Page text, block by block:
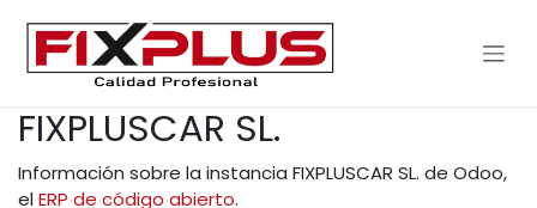
FIXPLUSCAR SL.
Información sobre la instancia FIXPLUSCAR SL. de Odoo,
elERP de código abierto.